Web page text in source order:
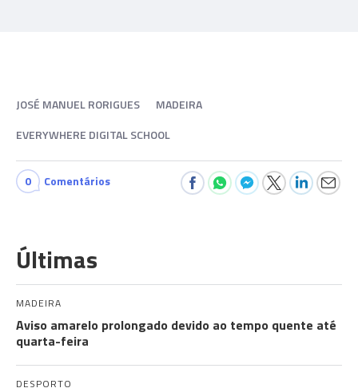
JOSÉ MANUEL RORIGUES
MADEIRA
EVERYWHERE DIGITAL SCHOOL
0 Comentários
Últimas
MADEIRA
Aviso amarelo prolongado devido ao tempo quente até
quarta-feira
DESPORTO